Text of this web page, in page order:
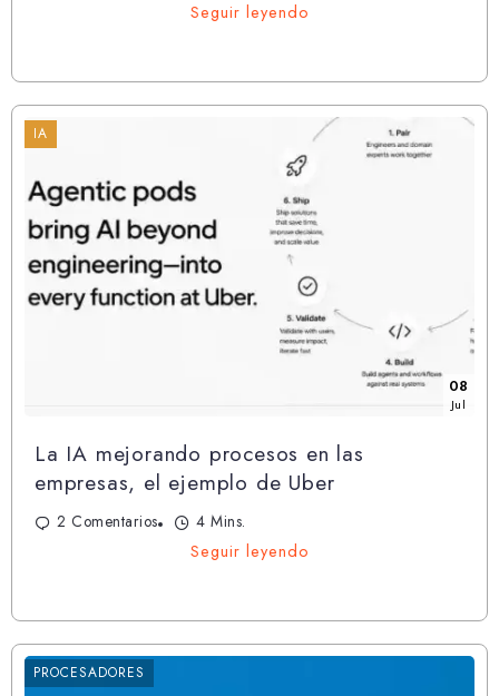
Seguir leyendo
IA
08
Jul
La IA mejorando procesos en las
empresas, el ejemplo de Uber
2 Comentarios
4 Mins.
Seguir leyendo
PROCESADORES